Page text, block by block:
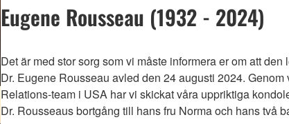
Eugene Rousseau (1932 - 2024)
Det är med stor sorg som vi måste informera er om att
Dr. Eugene Rousseau avled den 24 augusti 2024. Genom
Relations-team i USA har vi skickat våra uppriktiga
Dr. Rousseaus bortgång till hans fru Norma och hans två